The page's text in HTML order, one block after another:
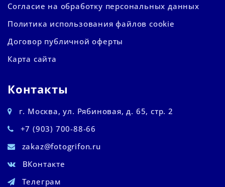
Согласие на обработку персональных данных
Политика использования файлов cookie
Договор публичной оферты
Карта сайта
Контакты
г. Москва, ул. Рябиновая, д. 65, стр. 2
+7 (903) 700-88-66
zakaz@fotogrifon.ru
ВКонтакте
Телеграм